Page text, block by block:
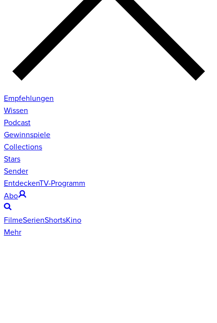
Empfehlungen
Wissen
Podcast
Gewinnspiele
Collections
Stars
Sender
EntdeckenTV-Programm
Abo
FilmeSerienShortsKino
Mehr